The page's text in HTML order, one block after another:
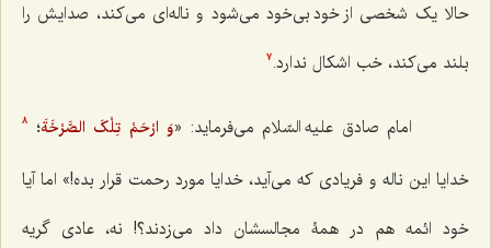
حالا یک شخصی از خود بی‌خود می‌شود و ناله‌ای می‌کند، صدایش را
بلند می‌کند، خب اشکال ندارد.7
امام صادق علیه السّلام می‌فرماید: «وَ ارْحَمْ تِلْکَ الصَّرْخَةَ؛ 8
خدایا این ناله و فریادی که می‌آید، خدایا مورد رحمت قرار بده!» اما آیا
خود ائمه هم در همۀ مجالسشان داد می‌زدند؟! نه، عادی گریه